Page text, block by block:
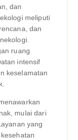
dan
meliputi
dan
ruang
intensif
keselamatan
mulai dari
yang